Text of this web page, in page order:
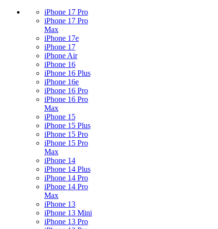
iPhone 17 Pro
iPhone 17 Pro
Max
iPhone 17e
iPhone 17
iPhone Air
iPhone 16
iPhone 16 Plus
iPhone 16e
iPhone 16 Pro
iPhone 16 Pro
Max
iPhone 15
iPhone 15 Plus
iPhone 15 Pro
iPhone 15 Pro
Max
iPhone 14
iPhone 14 Plus
iPhone 14 Pro
iPhone 14 Pro
Max
iPhone 13
iPhone 13 Mini
iPhone 13 Pro